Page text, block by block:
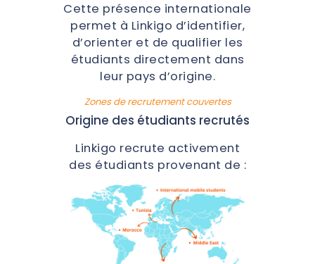
Cette présence internationale
permet à Linkigo d’identifier,
d’orienter et de qualifier les
étudiants directement dans
leur pays d’origine.
Zones de recrutement couvertes
Origine des étudiants recrutés
Linkigo recrute activement
des étudiants provenant de :